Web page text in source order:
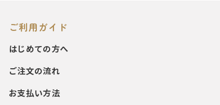
ご利用ガイド
はじめての方へ
ご注文の流れ
お支払い方法